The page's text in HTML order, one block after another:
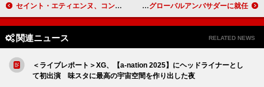
セイント・エティエンヌ、コンフィデンス・マンとタッグを組んだ「Brand New Me」MV公開 幾田りら、楽曲「百花繚乱」英語版を配信リリース コーチのグローバルアンバサダーに就任
関連ニュース RELATED NEWS
＜ライブレポート＞XG、【a-nation 2025】にヘッドライナーとし
て初出演 味スタに最高の宇宙空間を作り出した夜